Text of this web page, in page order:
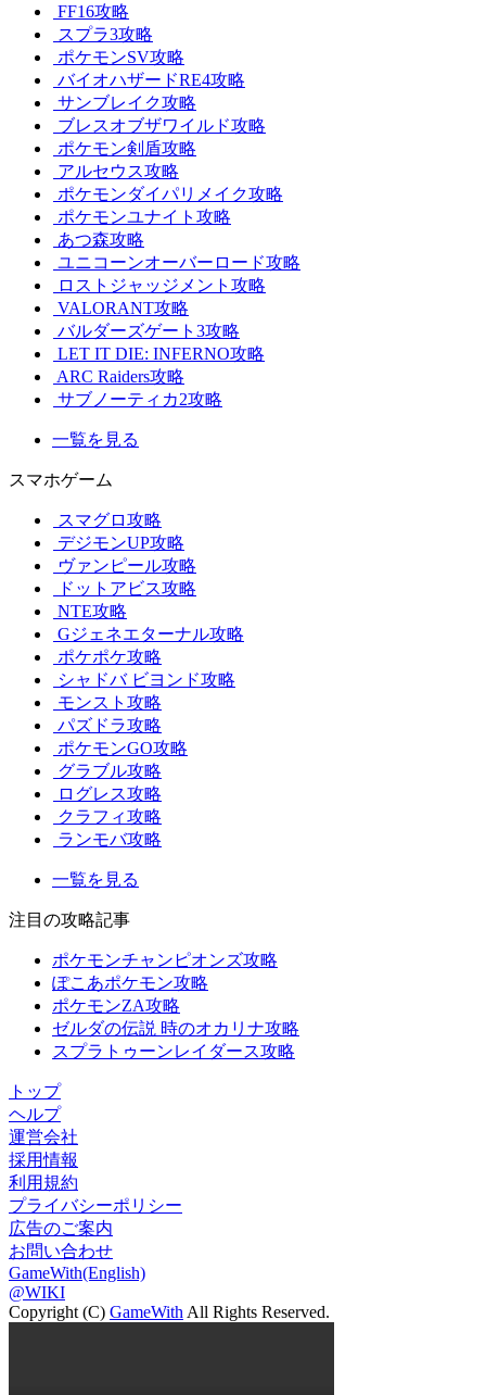
FF16攻略
スプラ3攻略
ポケモンSV攻略
バイオハザードRE4攻略
サンブレイク攻略
ブレスオブザワイルド攻略
ポケモン剣盾攻略
アルセウス攻略
ポケモンダイパリメイク攻略
ポケモンユナイト攻略
あつ森攻略
ユニコーンオーバーロード攻略
ロストジャッジメント攻略
VALORANT攻略
バルダーズゲート3攻略
LET IT DIE: INFERNO攻略
ARC Raiders攻略
サブノーティカ2攻略
一覧を見る
スマホゲーム
スマグロ攻略
デジモンUP攻略
ヴァンピール攻略
ドットアビス攻略
NTE攻略
Gジェネエターナル攻略
ポケポケ攻略
シャドバ ビヨンド攻略
モンスト攻略
パズドラ攻略
ポケモンGO攻略
グラブル攻略
ログレス攻略
クラフィ攻略
ランモバ攻略
一覧を見る
注目の攻略記事
ポケモンチャンピオンズ攻略
ぽこあポケモン攻略
ポケモンZA攻略
ゼルダの伝説 時のオカリナ攻略
スプラトゥーンレイダース攻略
トップ
ヘルプ
運営会社
採用情報
利用規約
プライバシーポリシー
広告のご案内
お問い合わせ
GameWith(English)
@WIKI
Copyright (C) GameWith All Rights Reserved.